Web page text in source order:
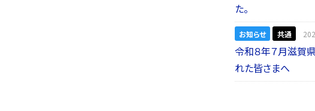
た。
お知らせ 共通
令和８年７月滋賀
れた皆さまへ